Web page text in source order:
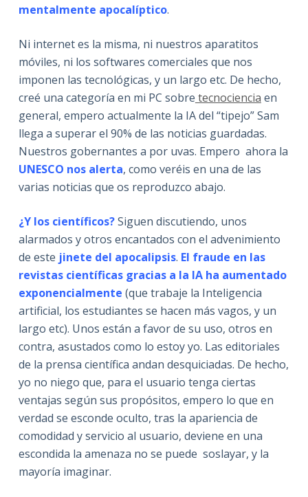
mentalmente apocalíptico.
Ni internet es la misma, ni nuestros aparatitos
móviles, ni los softwares comerciales que nos
imponen las tecnológicas, y un largo etc. De hecho,
creé una categoría en mi PC sobre tecnociencia en
general, empero actualmente la IA del “tipejo” Sam
llega a superar el 90% de las noticias guardadas.
Nuestros gobernantes a por uvas. Empero ahora la
UNESCO nos alerta, como veréis en una de las
varias noticias que os reproduzco abajo.
¿Y los científicos?Siguen discutiendo, unos
alarmados y otros encantados con el advenimiento
de este jinete del apocalipsis. El fraude en las
revistas científicas gracias a la IA ha aumentado
exponencialmente (que trabaje la Inteligencia
artificial, los estudiantes se hacen más vagos, y un
largo etc). Unos están a favor de su uso, otros en
contra, asustados como lo estoy yo. Las editoriales
de la prensa científica andan desquiciadas. De hecho,
yo no niego que, para el usuario tenga ciertas
ventajas según sus propósitos, empero lo que en
verdad se esconde oculto, tras la apariencia de
comodidad y servicio al usuario, deviene en una
escondida la amenaza no se puede soslayar, y la
mayoría imaginar.